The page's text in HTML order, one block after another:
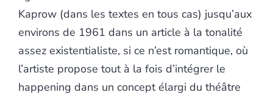
Kaprow (dans les textes en tous cas) jusqu’aux
environs de 1961 dans un article à la tonalité
assez existentialiste, si ce n’est romantique, où
l’artiste propose tout à la fois d’intégrer le
happening dans un concept élargi du théâtre